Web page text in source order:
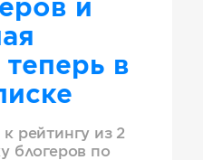
и
теперь в
рейтингу из 2
блогеров по